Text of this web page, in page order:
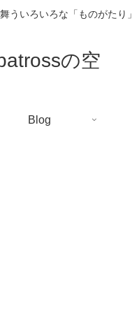
ういろいろな「ものがたり」
の空
Blog